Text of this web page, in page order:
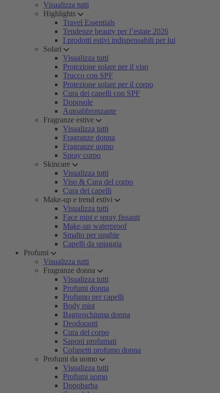
Visualizza tutti
Highlights
Travel Essentials
Tendenze beauty per l’estate 2026
I prodotti estivi indispensabili per lui
Solari
Visualizza tutti
Protezione solare per il viso
Trucco con SPF
Protezione solare per il corpo
Cura dei capelli con SPF
Doposole
Autoabbronzante
Fragranze estive
Visualizza tutti
Fragranze donna
Fragranze uomo
Spray corpo
Skincare
Visualizza tutti
Viso & Cura del corpo
Cura dei capelli
Make-up e trend estivi
Visualizza tutti
Face mist e spray fissanti
Make-up waterproof
Smalto per unghie
Capelli da spiaggia
Profumi
Visualizza tutti
Fragranze donna
Visualizza tutti
Profumi donna
Profumo per capelli
Body mist
Bagnoschiuma donna
Deodoranti
Cura del corpo
Saponi profumati
Cofanetti profumo donna
Profumi da uomo
Visualizza tutti
Profumi uomo
Dopobarba